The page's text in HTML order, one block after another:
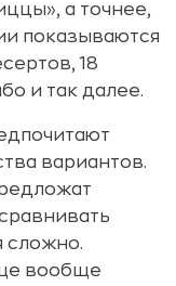
а точнее,
показываются
18
и так далее.
вариантов.
сложно.
вообще